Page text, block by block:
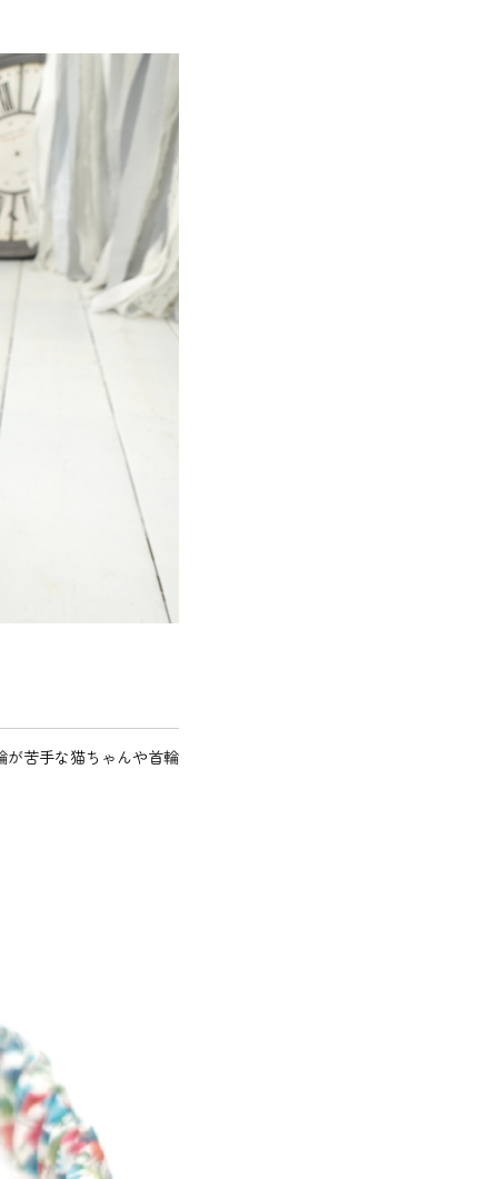
が苦手な猫ちゃんや首輪